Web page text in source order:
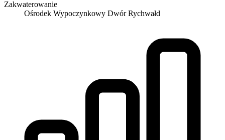
Zakwaterowanie
Ośrodek Wypoczynkowy Dwór Rychwałd